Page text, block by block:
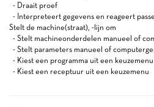
- Draait proef
- Interpreteert gegevens en reageert
Stelt de machine(straat), -lijn om
- Stelt machineonderdelen manueel of
- Stelt parameters manueel of
- Kiest een programma uit een keuzemenu
- Kiest een receptuur uit een keuzemenu